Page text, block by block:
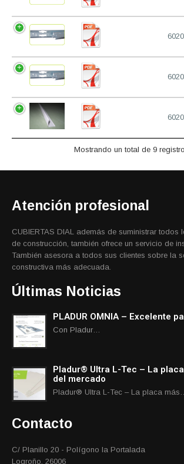
Mostrando un total de 9
Atención profesional
CUBIERTAS DIAL además de suministrar todos
de construcción, también ofrece un servicio de
También asesora a todos sus clientes sobre la
constructiva más adecuada.
Últimas Noticias
PLADUR OMNIA – Excelente
Con Pladur…
Pladur® Ultra L-Tec – La
del mercado
Pladur® Ultra L-Tec – La placa más…
Contacto
C/ Planillo 20 - Polígono la Portalada
Logroño, 26006